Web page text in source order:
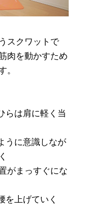
スクワットで
肉を動かすため
。
らは肩に軽く当
うに意識しなが
がまっすぐにな
を上げていく